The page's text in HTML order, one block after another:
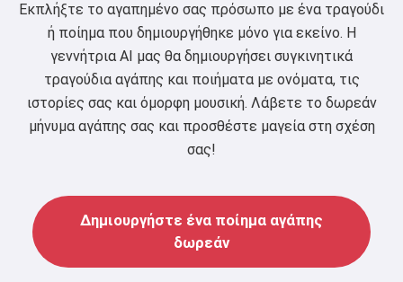
Εκπλήξτε το αγαπημένο σας πρόσωπο με ένα τραγούδι
ή ποίημα που δημιουργήθηκε μόνο για εκείνο. Η
γεννήτρια AI μας θα δημιουργήσει συγκινητικά
τραγούδια αγάπης και ποιήματα με ονόματα, τις
ιστορίες σας και όμορφη μουσική. Λάβετε το δωρεάν
μήνυμα αγάπης σας και προσθέστε μαγεία στη σχέση
σας!
Δημιουργήστε ένα ποίημα αγάπης
δωρεάν